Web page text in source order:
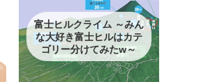
富士ヒルクライム ～みん
な大好き富士ヒルはカテ
ゴリー分けてみたw～